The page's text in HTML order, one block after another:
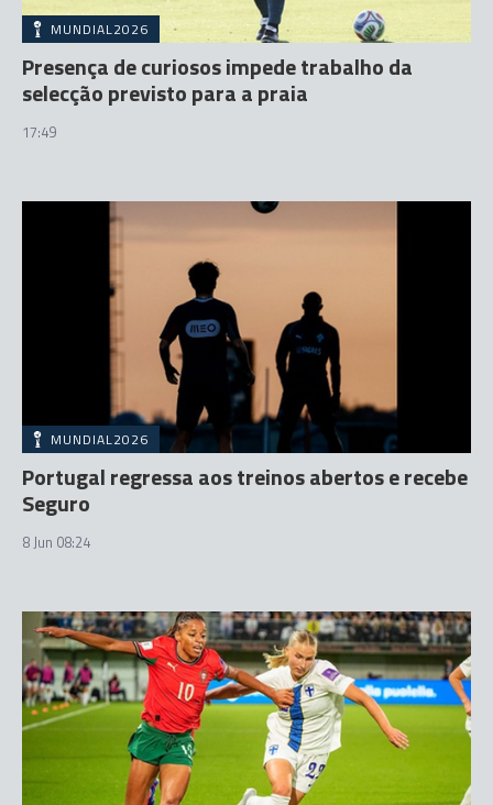
MUNDIAL2026
Presença de curiosos impede trabalho da
selecção previsto para a praia
17:49
MUNDIAL2026
Portugal regressa aos treinos abertos e recebe
Seguro
8 Jun 08:24